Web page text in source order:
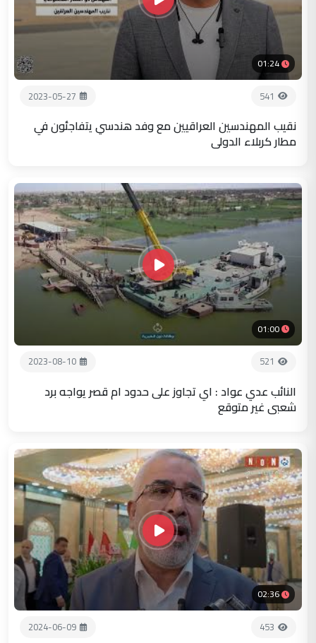
01:24
541
2023-05-27
نقيب المهندسين العراقيين مع وفد هندسي يتفاجئون في
مطار كربلاء الدولي
01:00
521
2023-08-10
النائب عدي عواد : اي تجاوز على حدود ام قصر يواجه برد
شعبي غير متوقع
02:36
453
2024-06-09